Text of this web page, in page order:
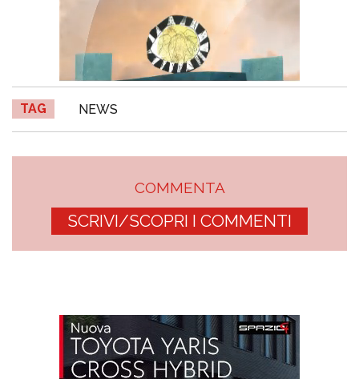
TAG NEWS
COMMENTA
SCRIVI/SCOPRI I COMMENTI